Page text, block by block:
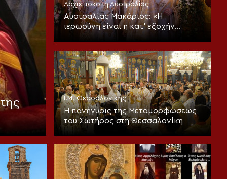
Αρχιεπισκοπή Αυστραλίας
Αυστραλίας Μακάριος: «Η
ιερωσύνη είναι η κατ’ εξοχήν
μεταμορφωτική δύναμη μέσα σε
πνευματικά»
Ι.Μ. Θεσσαλονίκης
Η πανήγυρις της Μεταμορφώσεως
του Σωτήρος στη Θεσσαλονίκη